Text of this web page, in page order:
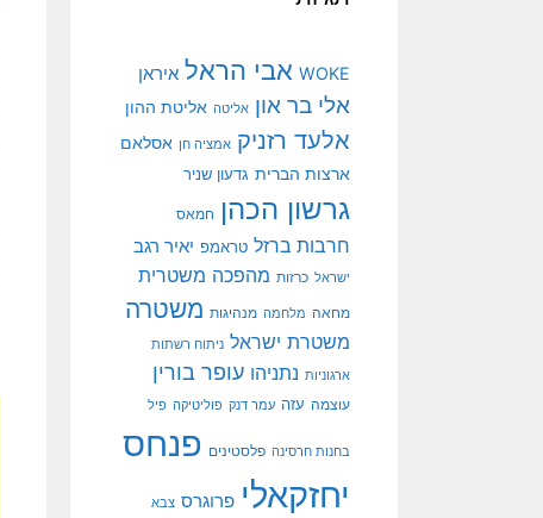
WOKE אבי הראל איראן
אלי בר און אליטה אליטת ההון
אלעד רזניק אמציה חן אסלאם
ארצות הברית גדעון שניר
גרשון הכהן חמאס
חרבות ברזל טראמפ יאיר רגב
ישראל כרזות מהפכה משטרית
מחאה מלחמה מנהיגות משטרה
משטרת ישראל ניתוח רשתות
ארגוניות נתניהו עופר בורין
עוצמה עזה עמר דנק פוליטיקה פיל
בחנות חרסינה פלסטינים פנחס
יחזקאלי פרוגרס צבא